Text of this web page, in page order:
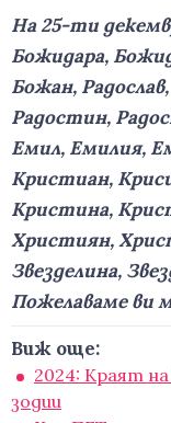
На 25-ти
Божидара,
Божан,
Радостин,
Емил, Емилия,
Кристиан,
Кристина,
Християн,
Звезделина,
Пожелаваме ви
Виж още:
2024: Краят
зодии